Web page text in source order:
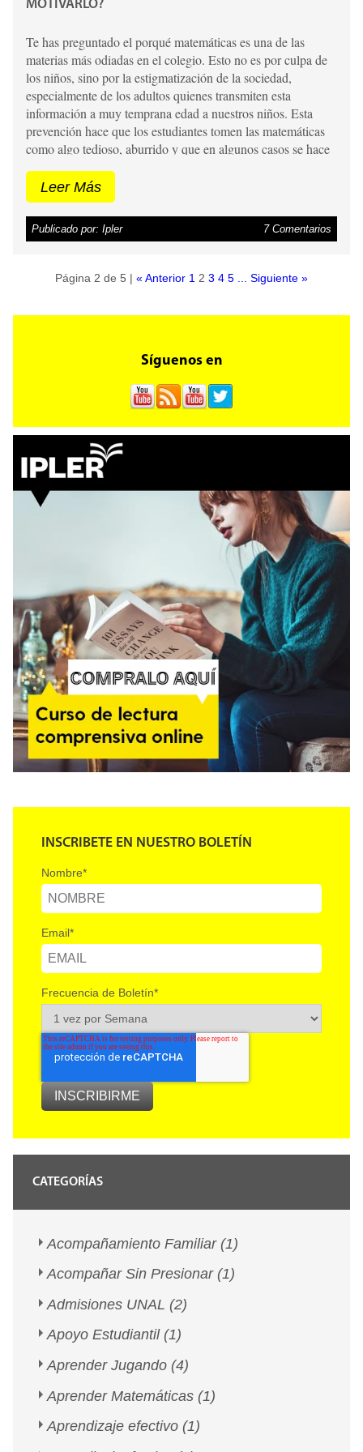
MOTIVARLO?
Te has preguntado el porqué matemáticas es una de las
materias más odiadas en el colegio. Esto no es por culpa de
los niños, sino por la estigmatización de la sociedad,
especialmente de los adultos quienes transmiten esta
información a muy temprana edad a nuestros niños. Esta
prevención hace que los estudiantes tomen las matemáticas
como algo tedioso, aburrido y que en algunos casos se hace
esta apreciación de las más frecuentes y las más erradas
debido a que todo el tiempo nos tenemos que enfrentar a las
matemáticas en ámbitos como la cocina, compras, nuestro
gastos diarios, etc.Para que los niños tomen con tranquilidad
se vean incentivados a aprender matemáticas de a poco pero
Leer Más
Publicado por: Ipler 7 Comentarios
Página 2 de 5 | « Anterior 1 2 3 4 5 Siguiente »
Síguenos en
INSCRIBETE EN NUESTRO BOLETÍN
Nombre*
Email*
Frecuencia de Boletín*
CATEGORÍAS
Acompañamiento Familiar (1)
Acompañar Sin Presionar (1)
Admisiones UNAL (2)
Apoyo Estudiantil (1)
Aprender Jugando (4)
Aprender Matemáticas (1)
Aprendizaje efectivo (1)